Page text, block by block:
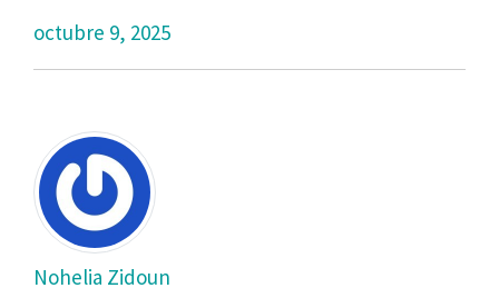
octubre 9, 2025
Nohelia Zidoun